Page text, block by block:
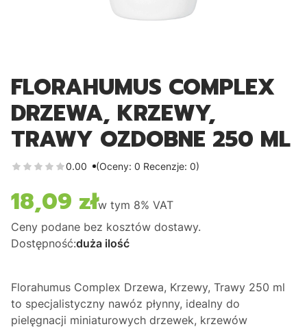
FLORAHUMUS COMPLEX
DRZEWA, KRZEWY,
TRAWY OZDOBNE 250 ML
0.00 (Oceny: 0 Recenzje: 0)
Cena
18,09 złw tym 8% VAT
Ceny podane bez kosztów dostawy.
Dostępność:duża ilość
Florahumus Complex Drzewa, Krzewy, Trawy 250 ml
to specjalistyczny nawóz płynny, idealny do
pielęgnacji miniaturowych drzewek, krzewów